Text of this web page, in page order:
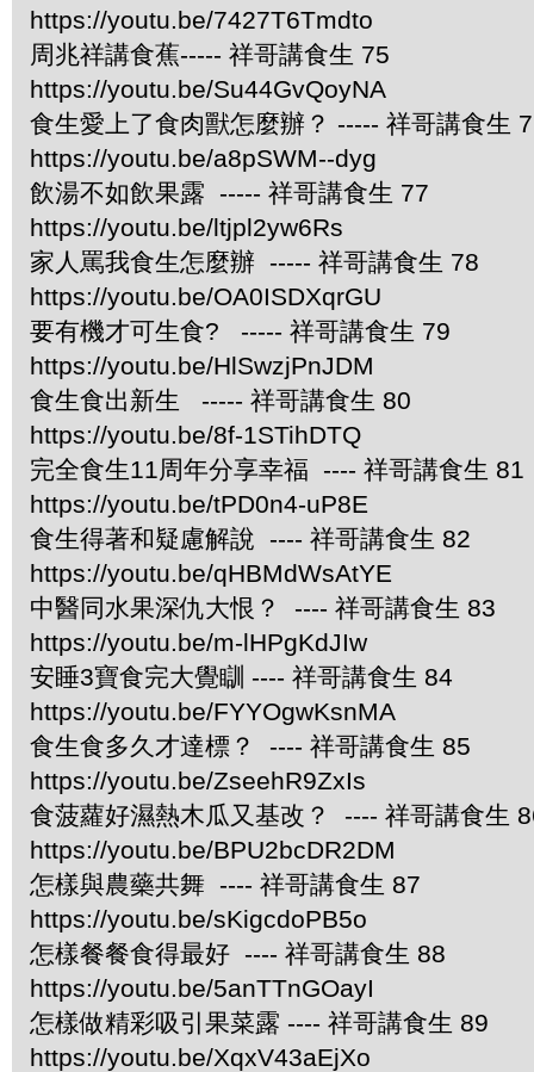
https://youtu.be/7427T6Tmdto
周兆祥講食蕉----- 祥哥講食生 75
https://youtu.be/Su44GvQoyNA
食生愛上了食肉獸怎麼辦？ ----- 祥哥講食生
https://youtu.be/a8pSWM--dyg
飲湯不如飲果露 ----- 祥哥講食生 77
https://youtu.be/ltjpl2yw6Rs
家人罵我食生怎麼辦 ----- 祥哥講食生 78
https://youtu.be/OA0ISDXqrGU
要有機才可生食? ----- 祥哥講食生 79
https://youtu.be/HlSwzjPnJDM
食生食出新生 ----- 祥哥講食生 80
https://youtu.be/8f-1STihDTQ
完全食生11周年分享幸福 ---- 祥哥講食生 81
https://youtu.be/tPD0n4-uP8E
食生得著和疑慮解說 ---- 祥哥講食生 82
https://youtu.be/qHBMdWsAtYE
中醫同水果深仇大恨？ ---- 祥哥講食生 83
https://youtu.be/m-lHPgKdJIw
安睡3寶食完大覺瞓 ---- 祥哥講食生 84
https://youtu.be/FYYOgwKsnMA
食生食多久才達標？ ---- 祥哥講食生 85
https://youtu.be/ZseehR9ZxIs
食菠蘿好濕熱木瓜又基改？ ---- 祥哥講食生
https://youtu.be/BPU2bcDR2DM
怎樣與農藥共舞 ---- 祥哥講食生 87
https://youtu.be/sKigcdoPB5o
怎樣餐餐食得最好 ---- 祥哥講食生 88
https://youtu.be/5anTTnGOayI
怎樣做精彩吸引果菜露 ---- 祥哥講食生 89
https://youtu.be/XqxV43aEjXo